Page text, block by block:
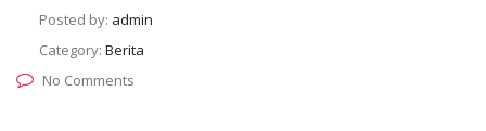
Posted by: admin
Category: Berita
No Comments